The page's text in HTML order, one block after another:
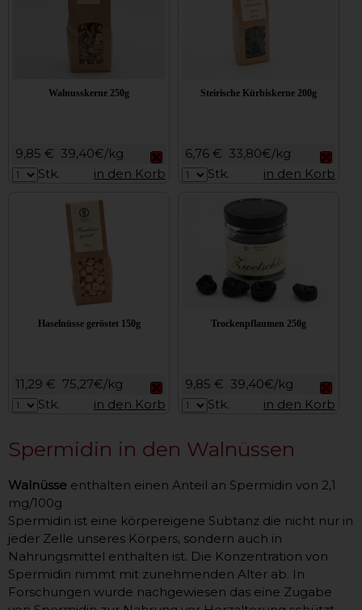
Walnusskerne 250g
9,85 € 39,40€/kg
Stk.
in den Korb
Steirische Kürbiskerne 200g
6,76 € 33,80€/kg
Stk.
in den Korb
Haselnüsse geröstet 150g
11,29 € 75,27€/kg
Stk.
in den Korb
Trockenpflaumen 250g
9,85 € 39,40€/kg
Stk.
in den Korb
Spermidin in den Walnüssen
Walnüsse enthalten einen Anteil an Spermidin von 2,1
mg/100g
Spermidin ist eine körpereigene Subtanz die nicht nur in
jeder Zelle unseres Körpers, sondern auch in
Nahrungsmittel enthalten ist. Die Konzentration von
Spermidin nimmt mit zunehmenden Alter ab. In
Forschungen wurde nachgewiesen das eine Zugabe